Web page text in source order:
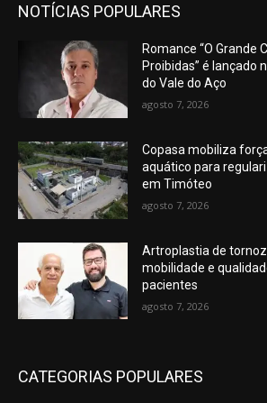
NOTÍCIAS POPULARES
Romance “O Grande
Proibidas” é lançado
do Vale do Aço
agosto 7, 2026
Copasa mobiliza
aquático para
em Timóteo
agosto 7, 2026
Artroplastia de
mobilidade e
pacientes
agosto 7, 2026
CATEGORIAS POPULARES